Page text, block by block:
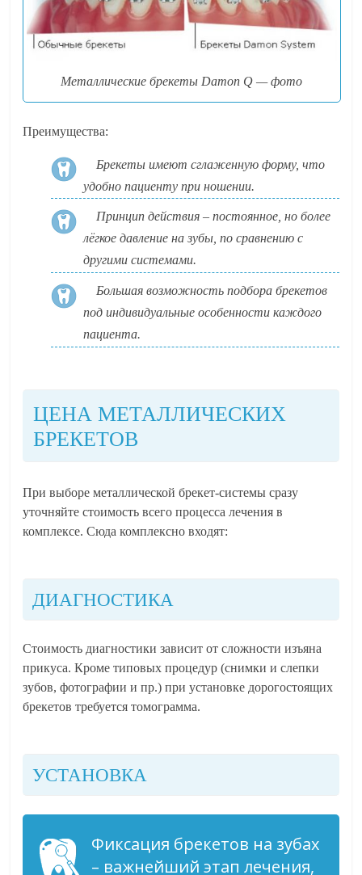
Металлические брекеты Damon Q — фото
Преимущества:
Брекеты имеют сглаженную форму, что
удобно пациенту при ношении.
Принцип действия – постоянное, но более
лёгкое давление на зубы, по сравнению с
другими системами.
Большая возможность подбора брекетов
под индивидуальные особенности каждого
пациента.
ЦЕНА МЕТАЛЛИЧЕСКИХ
БРЕКЕТОВ
При выборе металлической брекет-системы сразу
уточняйте стоимость всего процесса лечения в
комплексе. Сюда комплексно входят:
ДИАГНОСТИКА
Стоимость диагностики зависит от сложности изъяна
прикуса. Кроме типовых процедур (снимки и слепки
зубов, фотографии и пр.) при установке дорогостоящих
брекетов требуется томограмма.
УСТАНОВКА
Фиксация брекетов на зубах
– важнейший этап лечения,